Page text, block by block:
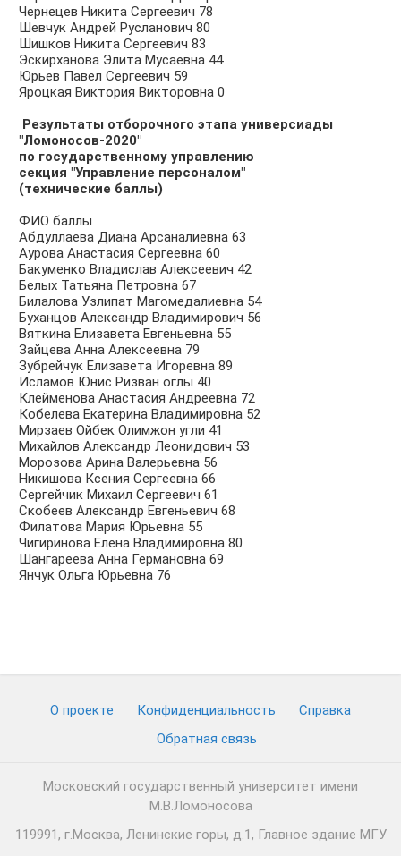
Чернецев Никита Сергеевич 78
Шевчук Андрей Русланович 80
Шишков Никита Сергеевич 83
Эскирханова Элита Мусаевна 44
Юрьев Павел Сергеевич 59
Яроцкая Виктория Викторовна 0
Результаты отборочного этапа универсиады
"Ломоносов-2020"
по государственному управлению
секция "Управление персоналом"
(технические баллы)
ФИО баллы
Абдуллаева Диана Арсаналиевна 63
Аурова Анастасия Сергеевна 60
Бакуменко Владислав Алексеевич 42
Белых Татьяна Петровна 67
Билалова Узлипат Магомедалиевна 54
Буханцов Александр Владимирович 56
Вяткина Елизавета Евгеньевна 55
Зайцева Анна Алексеевна 79
Зубрейчук Елизавета Игоревна 89
Исламов Юнис Ризван оглы 40
Клейменова Анастасия Андреевна 72
Кобелева Екатерина Владимировна 52
Мирзаев Ойбек Олимжон угли 41
Михайлов Александр Леонидович 53
Морозова Арина Валерьевна 56
Никишова Ксения Сергеевна 66
Сергейчик Михаил Сергеевич 61
Скобеев Александр Евгеньевич 68
Филатова Мария Юрьевна 55
Чигиринова Елена Владимировна 80
Шангареева Анна Германовна 69
Янчук Ольга Юрьевна 76
О проекте Конфиденциальность
Cправка
Обратная связь
Московский государственный университет имени
М.В.Ломоносова
119991, г.Москва, Ленинские горы, д.1, Главное здание МГУ